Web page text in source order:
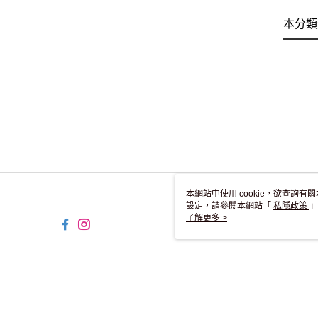
本分
本網站中使用 cookie，欲查詢有
設定，請參閱本網站「 私隱政策
用 cookie。
了解更多 >